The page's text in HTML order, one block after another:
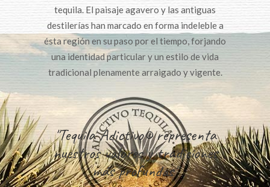
tequila. El paisaje agavero y las antiguas
destilerías han marcado en forma indeleble a
ésta región en su paso por el tiempo, forjando
una identidad particular y un estilo de vida
tradicional plenamente arraigado y vigente.
"Tequila Adictivo® representa
nuestros valores y tradiciones
más profundas"